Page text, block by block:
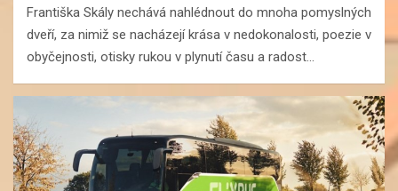
Františka Skály nechává nahlédnout do mnoha pomyslných
dveří, za nimiž se nacházejí krása v nedokonalosti, poezie v
obyčejnosti, otisky rukou v plynutí času a radost…